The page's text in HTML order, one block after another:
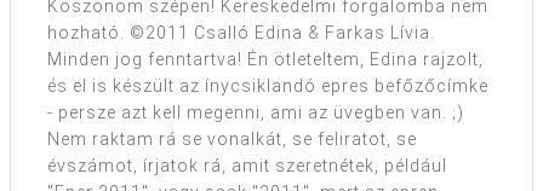
Köszönöm szépen! Kereskedelmi forgalomba nem
hozható. ©2011 Csalló Edina & Farkas Lívia.
Minden jog fenntartva! Én ötleteltem, Edina rajzolt,
és el is készült az ínycsiklandó epres befőzőcímke
- persze azt kell megenni, ami az üvegben van. ;)
Nem raktam rá se vonalkát, se feliratot, se
évszámot, írjatok rá, amit szeretnétek, például